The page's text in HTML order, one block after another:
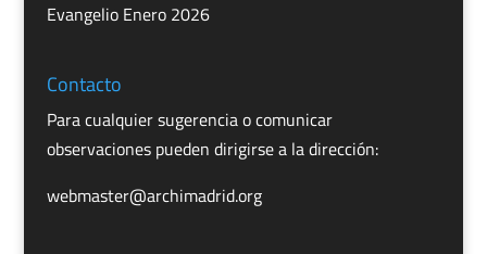
Evangelio Enero 2026
Contacto
Para cualquier sugerencia o comunicar
observaciones pueden dirigirse a la dirección:
webmaster@archimadrid.org